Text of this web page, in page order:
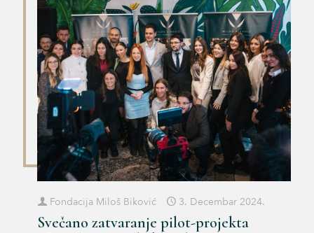
Fondacija Miloš Biković 3. Decembar 2024.
Svečano zatvaranje pilot-projekta